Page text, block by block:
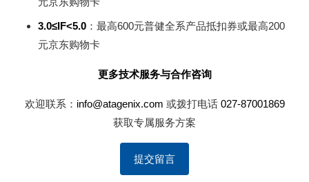
3.0≤IF<5.0 ：最高600元普健全系产品抵扣券或最高200
元京东购物卡
更多技术服务与合作咨询
欢迎联系： info@atagenix.com 或拨打电话 027-87001869
获取专属服务方案
提交留言